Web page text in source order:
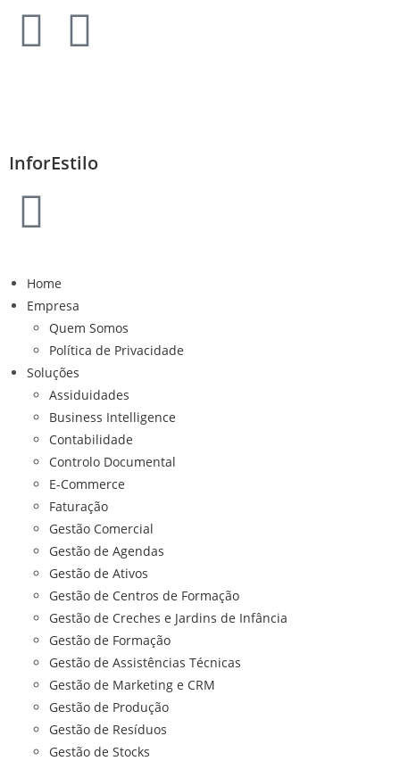
InforEstilo
Home
Empresa
Quem Somos
Política de Privacidade
Soluções
Assiduidades
Business Intelligence
Contabilidade
Controlo Documental
E-Commerce
Faturação
Gestão Comercial
Gestão de Agendas
Gestão de Ativos
Gestão de Centros de Formação
Gestão de Creches e Jardins de Infância
Gestão de Formação
Gestão de Assistências Técnicas
Gestão de Marketing e CRM
Gestão de Produção
Gestão de Resíduos
Gestão de Stocks